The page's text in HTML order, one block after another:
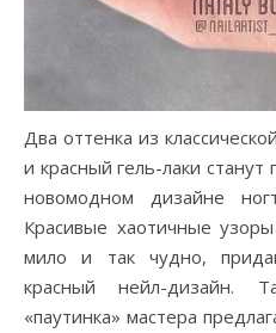
Два оттенка из
и красный гель-лаки
новомодном дизайне
Красивые хаотичные
мило и так чудно,
красный нейл-дизайн.
«паутинка» мастера